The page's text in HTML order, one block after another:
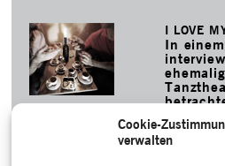
Cookie-
verwalten
I LOVE
In
Pina
Jahren